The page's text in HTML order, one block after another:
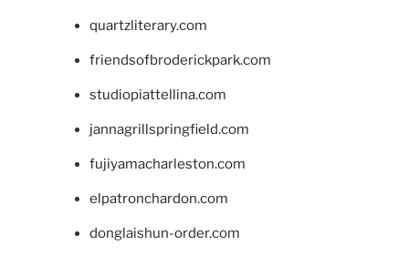
quartzliterary.com
friendsofbroderickpark.com
studiopiattellina.com
jannagrillspringfield.com
fujiyamacharleston.com
elpatronchardon.com
donglaishun-order.com